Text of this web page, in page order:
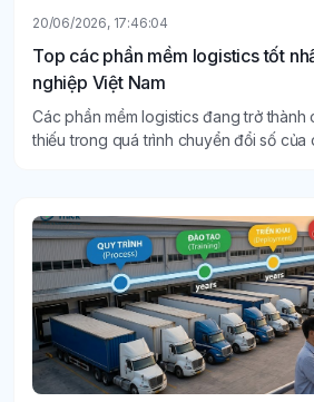
20/06/2026, 17:46:04
Top các phần mềm logistics tốt
nghiệp Việt Nam
Các phần mềm logistics đang trở
thiếu trong quá trình chuyển đổi số của